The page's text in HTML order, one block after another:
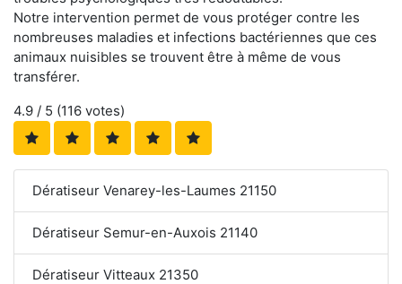
Notre intervention permet de vous protéger contre les
nombreuses maladies et infections bactériennes que ces
animaux nuisibles se trouvent être à même de vous
transférer.
4.9 / 5 (116 votes)
Dératiseur Venarey-les-Laumes 21150
Dératiseur Semur-en-Auxois 21140
Dératiseur Vitteaux 21350